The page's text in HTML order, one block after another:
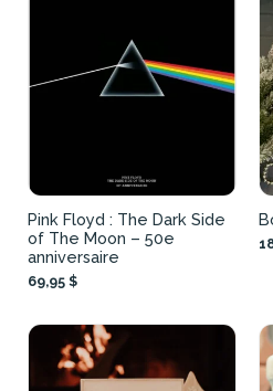
Pink Floyd : The Dark Side
of The Moon – 50e
anniversaire
69,95 $